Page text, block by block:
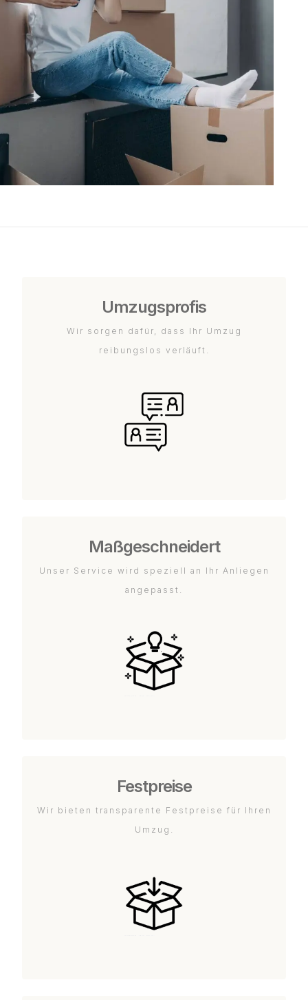
Umzugsprofis
Wir sorgen dafür, dass Ihr Umzug
reibungslos verläuft.
Maßgeschneidert
Unser Service wird speziell an Ihr Anliegen
angepasst.
Festpreise
Wir bieten transparente Festpreise für Ihren
Umzug.